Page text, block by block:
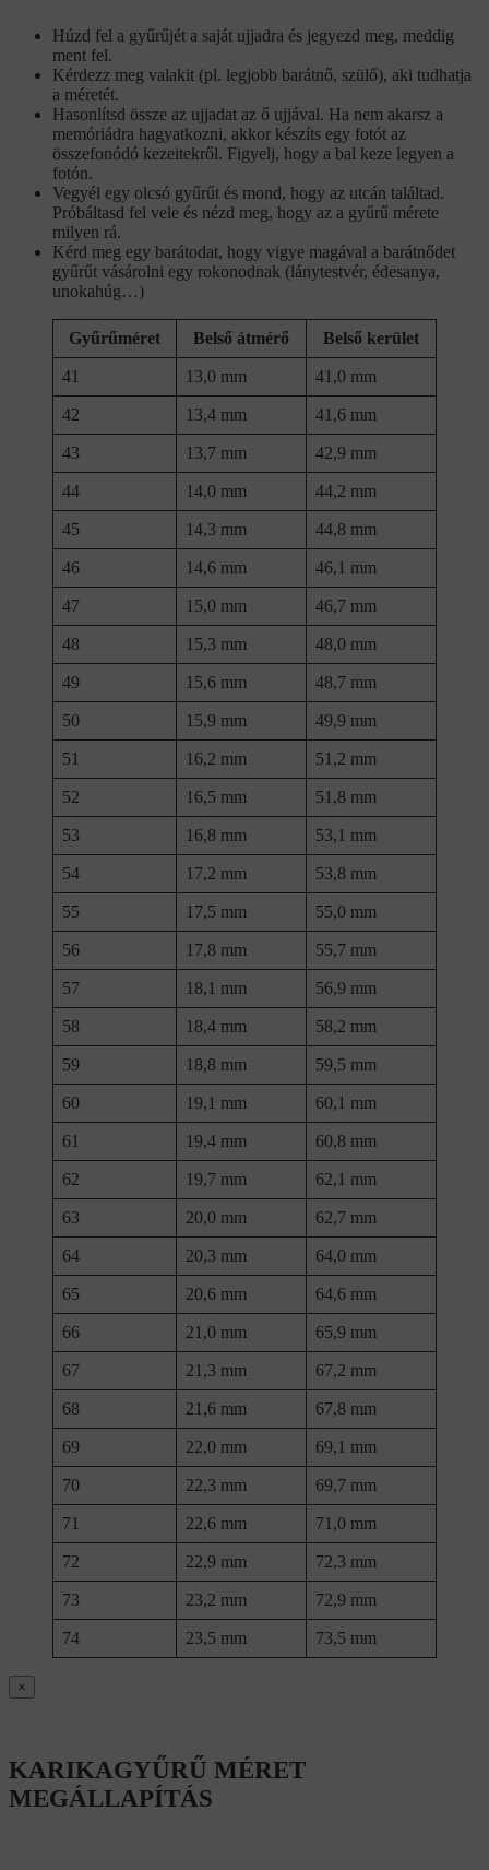
Húzd fel a gyűrűjét a saját ujjadra és jegyezd meg, meddig
ment fel.
Kérdezz meg valakit (pl. legjobb barátnő, szülő), aki tudhatja
a méretét.
Hasonlítsd össze az ujjadat az ő ujjával. Ha nem akarsz a
memóriádra hagyatkozni, akkor készíts egy fotót az
összefonódó kezeitekről. Figyelj, hogy a bal keze legyen a
fotón.
Vegyél egy olcsó gyűrűt és mond, hogy az utcán találtad.
Próbáltasd fel vele és nézd meg, hogy az a gyűrű mérete
milyen rá.
Kérd meg egy barátodat, hogy vigye magával a barátnődet
gyűrűt vásárolni egy rokonodnak (lánytestvér, édesanya,
unokahúg…)
Gyűrűméret Belső átmérő Belső kerület
41 13,0 mm 41,0 mm
42 13,4 mm 41,6 mm
43 13,7 mm 42,9 mm
44 14,0 mm 44,2 mm
45 14,3 mm 44,8 mm
46 14,6 mm 46,1 mm
47 15,0 mm 46,7 mm
48 15,3 mm 48,0 mm
49 15,6 mm 48,7 mm
50 15,9 mm 49,9 mm
51 16,2 mm 51,2 mm
52 16,5 mm 51,8 mm
53 16,8 mm 53,1 mm
54 17,2 mm 53,8 mm
55 17,5 mm 55,0 mm
56 17,8 mm 55,7 mm
57 18,1 mm 56,9 mm
58 18,4 mm 58,2 mm
59 18,8 mm 59,5 mm
60 19,1 mm 60,1 mm
61 19,4 mm 60,8 mm
62 19,7 mm 62,1 mm
63 20,0 mm 62,7 mm
64 20,3 mm 64,0 mm
65 20,6 mm 64,6 mm
66 21,0 mm 65,9 mm
67 21,3 mm 67,2 mm
68 21,6 mm 67,8 mm
69 22,0 mm 69,1 mm
70 22,3 mm 69,7 mm
71 22,6 mm 71,0 mm
72 22,9 mm 72,3 mm
73 23,2 mm 72,9 mm
74 23,5 mm 73,5 mm
×
KARIKAGYŰRŰ MÉRET
MEGÁLLAPÍTÁS